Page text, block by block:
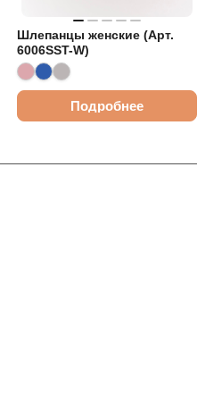
Шлепанцы женские (Арт.
6006SST-W)
Подробнее